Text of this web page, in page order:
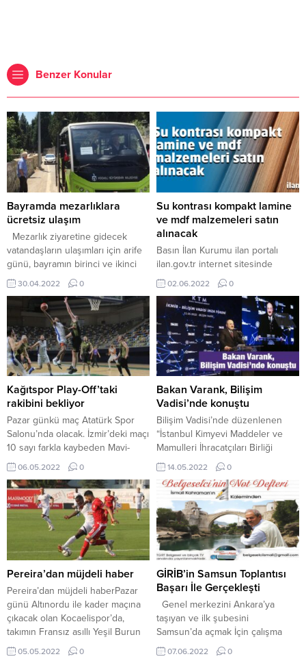
Benzer Konular
Bayramda mezarlıklara
ücretsiz ulaşım
Mezarlık ziyaretine gidecek
vatandaşların ulaşımları için arife
günü, bayramın birinci ve ikinci
günü de mezarlıklara ücretsiz
servis sağlanıyor. Mezarlıklara
Batı Terminali’nden saat sabah
09.00 itibariyle saat 16.00’a kadar
her saat başı ücretsiz servisler
kaldırılacak. SERVİS
GÜZERGÂHLARI Batı
Terminali’nden kalkacak olan
servisler Bağçeşme Mezarlığı’na
gidecek olan vatandaşlar için; Batı
Terminali...
30.04.2022 0
Su kontrası kompakt lamine
ve mdf malzemeleri satın
alınacak
Basın İlan Kurumu ilan portalı
ilan.gov.tr internet sitesinde
yayınlanan ilana göre,
ihaleKocaeli Büyükşehir
Belediyesi Park Ve Bahçeler
Dairesi Başkanlığı – Park
Bahçeler İdare Şube Müdürlüğü
2022 Yılı Park Bahçeler İdare
Şube Müdürlüğüne Bağlı Atölye
Şefliğinde Kullanılmak Üzere Su
Kontrası, Kompakt Lamine ve Mdf
Malzemeleri mal alımı 08.06.2022
saat:10.00’da Kocaeli Büyükşehir
Belediyesi...
02.06.2022 0
Kağıtspor Play-Off’taki
rakibini bekliyor
Pazar günkü maç Atatürk Spor
Salonu’nda olacak. İzmir’deki maçı
10 sayı farkla kaybeden Mavi-
Beyazlı ekibimiz rövanşı 10
sayının üzerinde kazanırsa ligi
rakibinin üzerinde tamamlayacak.
Son haftaya temsilcimizle aynı
puanda giren TED Ankara
Kolejliler ise Mamak Belediye
önüne çıkacak. TED’in güçlü
rakibi önünde kaybetme olasılığı
fazla. Kağıtspor’un normal
sezonu 7-8 ve...
06.05.2022 0
Bakan Varank, Bilişim
Vadisi’nde konuştu
Bilişim Vadisi’nde düzenlenen
“İstanbul Kimyevi Maddeler ve
Mamulleri İhracatçıları Birliği
(İKMİB)-Bilişim Vadisi Kimya
Teknoloji Merkezi İmza Töreni”ne
katılan Varank, salgın döneminin
kazananlarından birinin kimya
sektörü olduğunu, dolayısıyla
İKMİB’in burayı faaliyete
geçirecek gücünün bulunduğunu
söyledi. Bakanlık olarak imkanlar
dahilinde ellerinden gelen
desteği vereceklerini aktaran
Varank, projede bütün tarafların
elini taşın altına...
14.05.2022 0
Pereira’dan müjdeli haber
Pereira’dan müjdeli haberPazar
günü Altınordu ile kader maçına
çıkacak olan Kocaelispor’da,
takımın Fransız asıllı Yeşil Burun
Adalı futbolcusu Michael
05.05.2022 0
GİRİB’in Samsun Toplantısı
Başarı İle Gerçekleşti
Genel merkezini Ankara’ya
taşıyan ve ilk şubesini
Samsun’da açmak İçin çalışma
yapan Giresun İşadamı ve
07.06.2022 0